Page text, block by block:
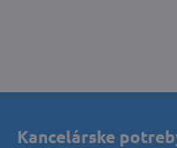
Kancelárske